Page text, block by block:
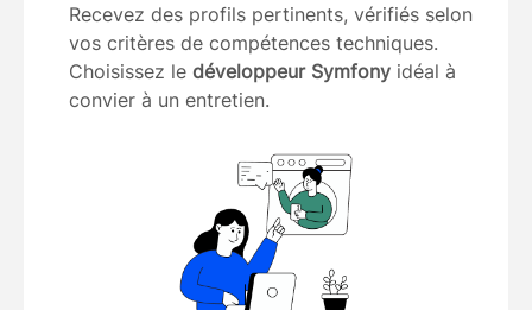
Recevez des profils pertinents, vérifiés selon
vos critères de compétences techniques.
Choisissez le développeur Symfony idéal à
convier à un entretien.